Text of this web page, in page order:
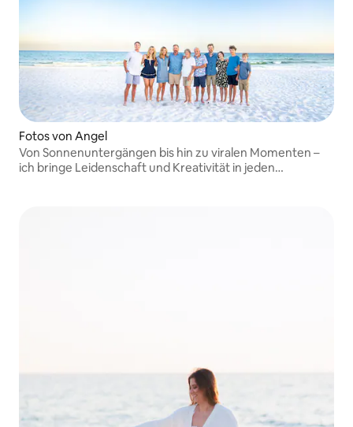
Fotos von Angel
Von Sonnenuntergängen bis hin zu viralen Momenten –
ich bringe Leidenschaft und Kreativität in jeden